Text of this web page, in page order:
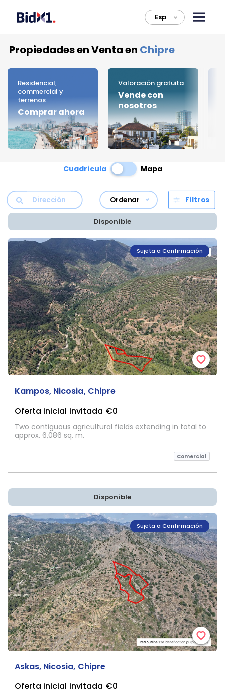
Esp >
Propiedades en Venta en Chipre
Residencial,
commercial y
terrenos
Comprar ahora
Valoración gratuita
Vende con
nosotros
Cuadrícula Mapa
Ordenar Filtros
Disponible
Sujeta a Confirmación
Kampos, Nicosia, Chipre
Oferta inicial invitada €0
Two contiguous agricultural fields extending in total to
approx. 6,086 sq. m.
Comercial
Disponible
Sujeta a Confirmación
Askas, Nicosia, Chipre
Oferta inicial invitada €0